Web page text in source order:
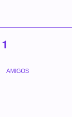
1
AMIGOS